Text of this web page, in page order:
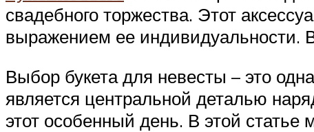
свадебного торжества. Этот
выражением ее индивидуальности.
Выбор букета для невесты – это
является центральной деталью
этот особенный день. В этой